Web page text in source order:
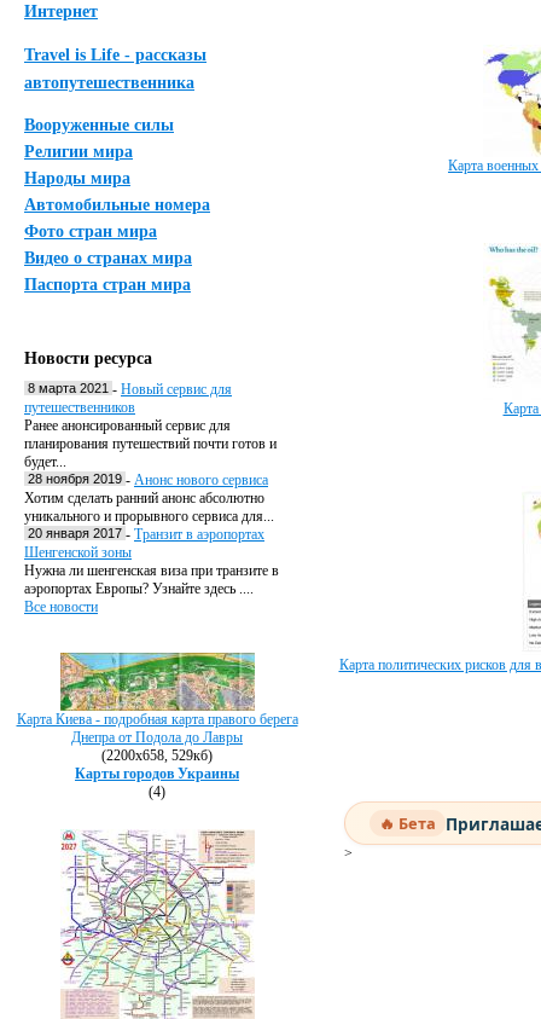
Интернет
Travel is Life - рассказы
автопутешественника
Вооруженные силы
Религии мира
Народы мира
Автомобильные номера
Фото стран мира
Видео о странах мира
Паспорта стран мира
Новости ресурса
8 марта 2021 - Новый сервис для
путешественников
Ранее анонсированный сервис для
планирования путешествий почти готов и
будет...
28 ноября 2019 - Анонс нового сервиса
Хотим сделать ранний анонс абсолютно
уникального и прорывного сервиса для...
20 января 2017 - Транзит в аэропортах
Шенгенской зоны
Нужна ли шенгенская виза при транзите в
аэропортах Европы? Узнайте здесь ....
Все новости
Карта Киева - подробная карта правого берега
Днепра от Подола до Лавры
(2200х658, 529кб)
Карты городов Украины
(4)
Карта
Карта политических рисков
🔥 Бета
>